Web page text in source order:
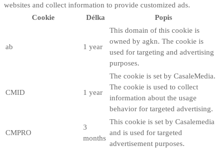
websites and collect information to provide customized ads.
Cookie
Délka Popis
ab 1 year
This domain of this cookie is
owned by agkn. The cookie is
used for targeting and advertising
purposes.
CMID 1 year
The cookie is set by CasaleMedia.
The cookie is used to collect
information about the usage
behavior for targeted advertising.
CMPRO
3
months
This cookie is set by Casalemedia
and is used for targeted
advertisement purposes.